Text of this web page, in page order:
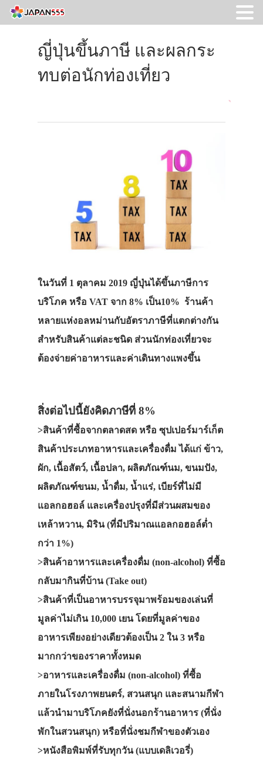
ญี่ปุ่นขึ้นภาษี และผลกระ
ทบต่อนักท่องเที่ยว
ในวันที่ 1 ตุลาคม 2019 ญี่ปุ่นได้ขึ้นภาษีการ
บริโภค หรือ VAT จาก 8% เป็น10% ร้านค้า
หลายแห่งอลหม่านกับอัตราภาษีที่แตกต่างกัน
สำหรับสินค้าแต่ละชนิด ส่วนนักท่องเที่ยวจะ
ต้องจ่ายค่าอาหารและค่าเดินทางแพงขึ้น
สิ่งต่อไปนี้ยังคิดภาษีที่ 8%
>สินค้าที่ซื้อจากตลาดสด หรือ ซุปเปอร์มาร์เก็ต
สินค้าประเภทอาหารและเครื่องดื่ม ได้แก่ ข้าว,
ผัก, เนื้อสัตว์, เนื้อปลา, ผลิตภัณฑ์นม, ขนมปัง,
ผลิตภัณฑ์ขนม, น้ำดื่ม, น้ำแร่, เบียร์ที่ไม่มี
แอลกอฮอล์ และเครื่องปรุงที่มีส่วนผสมของ
เหล้าหวาน, มิริน (ที่มีปริมาณแอลกอฮอล์ต่ำ
กว่า 1%)
>สินค้าอาหารและเครื่องดื่ม (non-alcohol) ที่ซื้อ
กลับมากินที่บ้าน (Take out)
>สินค้าที่เป็นอาหารบรรจุมาพร้อมของเล่นที่
มูลค่าไม่เกิน 10,000 เยน โดยที่มูลค่าของ
อาหารเพียงอย่างเดียวต้องเป็น 2 ใน 3 หรือ
มากกว่าของราคาทั้งหมด
>อาหารและเครื่องดื่ม (non-alcohol) ที่ซื้อ
ภายในโรงภาพยนตร์, สวนสนุก และสนามกีฬา
แล้วนำมาบริโภคยังที่นั่งนอกร้านอาหาร (ที่นั่ง
พักในสวนสนุก) หรือที่นั่งชมกีฬาของตัวเอง
>หนังสือพิมพ์ที่รับทุกวัน (แบบเดลิเวอรี่)